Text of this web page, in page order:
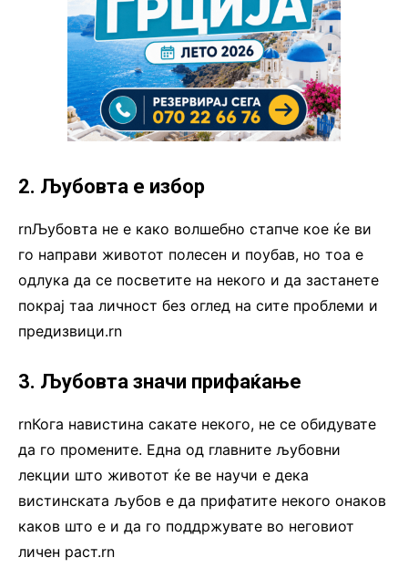
2. Љубовта е избор
rnЉубовта не е како волшебно стапче кое ќе ви
го направи животот полесен и поубав, но тоа е
одлука да се посветите на некого и да застанете
покрај таа личност без оглед на сите проблеми и
предизвици.rn
3. Љубовта значи прифаќање
rnКога навистина сакате некого, не се обидувате
да го промените. Една од главните љубовни
лекции што животот ќе ве научи е дека
вистинската љубов е да прифатите некого онаков
каков што е и да го поддржувате во неговиот
личен раст.rn